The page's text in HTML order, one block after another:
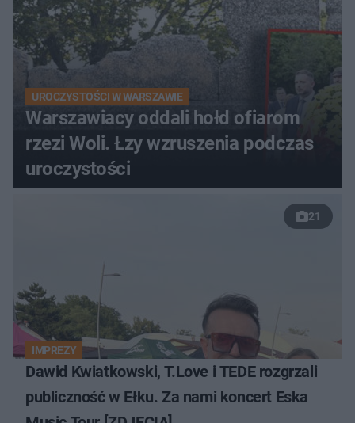
UROCZYSTOŚCI W WARSZAWIE
Warszawiacy oddali hołd ofiarom
rzezi Woli. Łzy wzruszenia podczas
uroczystości
21
IMPREZY
Dawid Kwiatkowski, T.Love i TEDE rozgrzali
publiczność w Ełku. Za nami koncert Eska